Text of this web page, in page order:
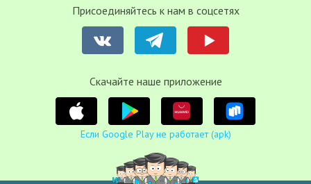
Присоединяйтесь к нам в соцсетях
Cкачайте наше приложение
Если Google Play не работает (apk)